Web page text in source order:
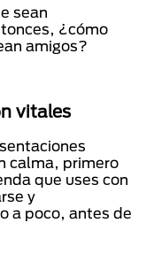
sean
¿cómo
amigos?
vitales
calma, primero
que uses con
y
a poco, antes de